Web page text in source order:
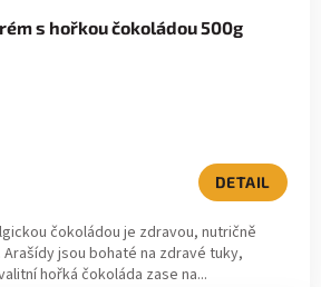
s hořkou čokoládou 500g
DETAIL
čokoládou je zdravou, nutričně
jsou bohaté na zdravé tuky,
hořká čokoláda zase na...